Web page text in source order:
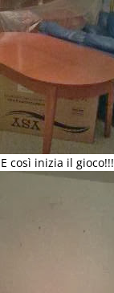
E così inizia il gioco!!!